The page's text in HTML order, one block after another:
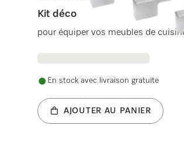
Kit déco
pour équiper vos meubles de
En stock avec livraison gratuite
AJOUTER AU PANIER